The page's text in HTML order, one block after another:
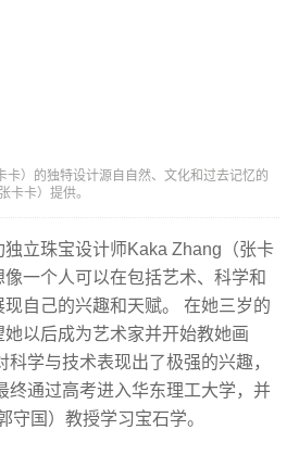
卡）的独特设计源自自然、文化和过去记忆的
卡卡）提供。
立珠宝设计师Kaka Zhang（张卡
一个人可以在包括艺术、科学和
自己的兴趣和天赋。 在她三岁的
以后成为艺术家并开始教她画
学与技术表现出了极强的兴趣，
终通过高考进入华东理工大学，并
守国）教授学习宝石学。